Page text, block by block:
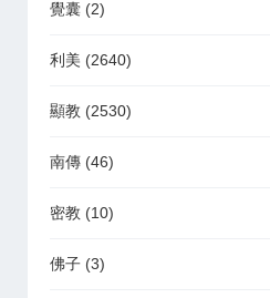
覺囊 (2)
利美 (2640)
顯教 (2530)
南傳 (46)
密教 (10)
佛子 (3)